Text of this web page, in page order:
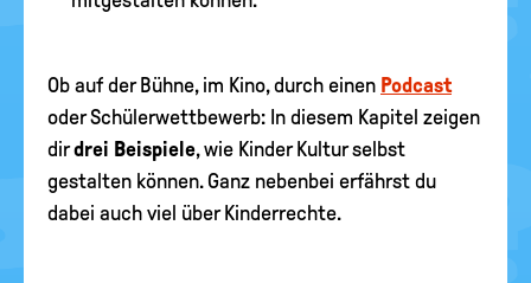
Ob auf der Bühne, im Kino, durch einen Podcast
oder Schülerwettbewerb: In diesem Kapitel zeigen
dirdrei Beispiele, wie Kinder Kultur selbst
gestalten können. Ganz nebenbei erfährst du
dabei auch viel über Kinderrechte.